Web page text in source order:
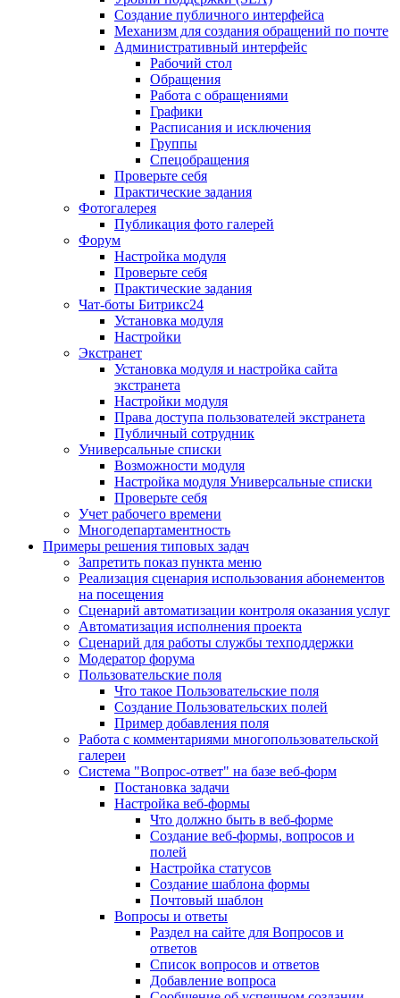
Создание публичного интерфейса
Механизм для создания обращений по почте
Административный интерфейс
Рабочий стол
Обращения
Работа с обращениями
Графики
Расписания и исключения
Группы
Спецобращения
Проверьте себя
Практические задания
Фотогалерея
Публикация фото галерей
Форум
Настройка модуля
Проверьте себя
Практические задания
Чат-боты Битрикс24
Установка модуля
Настройки
Экстранет
Установка модуля и настройка сайта
экстранета
Настройки модуля
Права доступа пользователей экстранета
Публичный сотрудник
Универсальные списки
Возможности модуля
Настройка модуля Универсальные списки
Проверьте себя
Учет рабочего времени
Многодепартаментность
Примеры решения типовых задач
Запретить показ пункта меню
Реализация сценария использования абонементов
на посещения
Сценарий автоматизации контроля оказания услуг
Автоматизация исполнения проекта
Сценарий для работы службы техподдержки
Модератор форума
Пользовательские поля
Что такое Пользовательские поля
Создание Пользовательских полей
Пример добавления поля
Работа с комментариями многопользовательской
галереи
Система "Вопрос-ответ" на базе веб-форм
Постановка задачи
Настройка веб-формы
Что должно быть в веб-форме
Создание веб-формы, вопросов и
полей
Настройка статусов
Создание шаблона формы
Почтовый шаблон
Вопросы и ответы
Раздел на сайте для Вопросов и
ответов
Список вопросов и ответов
Добавление вопроса